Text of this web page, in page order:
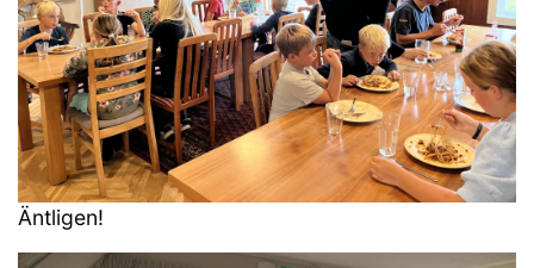
Äntligen!